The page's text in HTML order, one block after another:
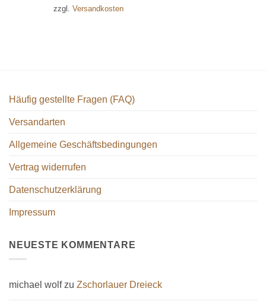
zzgl. Versandkosten
Häufig gestellte Fragen (FAQ)
Versandarten
Allgemeine Geschäftsbedingungen
Vertrag widerrufen
Datenschutzerklärung
Impressum
NEUESTE KOMMENTARE
michael wolfzu Zschorlauer Dreieck